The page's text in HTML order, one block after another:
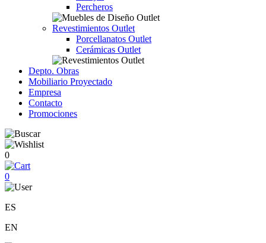
Percheros
Revestimientos Outlet
Porcellanatos Outlet
Cerámicas Outlet
Depto. Obras
Mobiliario Proyectado
Empresa
Contacto
Promociones
0
0
ES
EN